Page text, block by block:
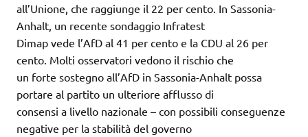
all’Unione, che raggiunge il 22 per cento. In Sassonia-
Anhalt, un recente sondaggio Infratest
Dimap vede l’AfD al 41 per cento e la CDU al 26 per
cento. Molti osservatori vedono il rischio che
un forte sostegno all’AfD in Sassonia-Anhalt possa
portare al partito un ulteriore afflusso di
consensi a livello nazionale – con possibili conseguenze
negative per la stabilità del governo